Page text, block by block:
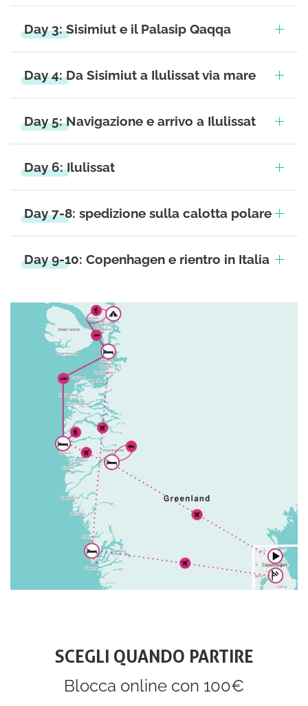
Day 3: Sisimiut e il Palasip Qaqqa
Day 4: Da Sisimiut a Ilulissat via mare
Day 5: Navigazione e arrivo a Ilulissat
Day 6: Ilulissat
Day 7-8: spedizione sulla calotta polare
Day 9-10: Copenhagen e rientro in Italia
SCEGLI QUANDO PARTIRE
Blocca online con 100€